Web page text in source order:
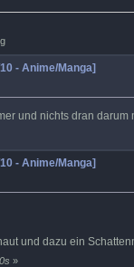
- Anime/Manga]
und nichts dran darum
- Anime/Manga]
und dazu ein
»